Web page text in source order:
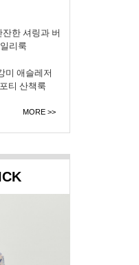
한 셔링과 버
리룩
미 애슬레저
티 산책룩
MORE